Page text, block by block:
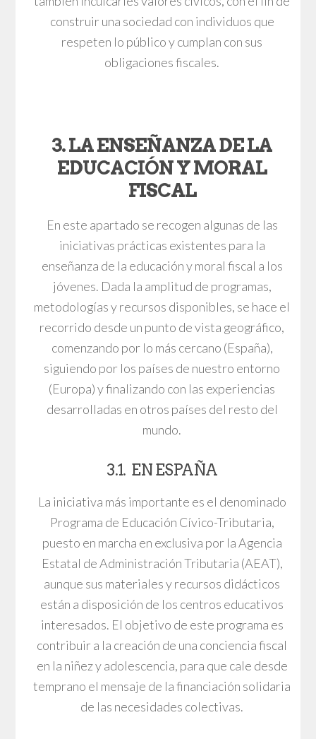
construir una sociedad con individuos que
respeten lo público y cumplan con sus
obligaciones fiscales.
3. LA ENSEÑANZA DE LA
EDUCACIÓN Y MORAL
FISCAL
En este apartado se recogen algunas de las
iniciativas prácticas existentes para la
enseñanza de la educación y moral fiscal a los
jóvenes. Dada la amplitud de programas,
metodologías y recursos disponibles, se hace el
recorrido desde un punto de vista geográfico,
comenzando por lo más cercano (España),
siguiendo por los países de nuestro entorno
(Europa) y finalizando con las experiencias
desarrolladas en otros países del resto del
mundo.
3.1. EN ESPAÑA
La iniciativa más importante es el denominado
Programa de Educación Cívico-Tributaria,
puesto en marcha en exclusiva por la Agencia
Estatal de Administración Tributaria (AEAT),
aunque sus materiales y recursos didácticos
están a disposición de los centros educativos
interesados. El objetivo de este programa es
contribuir a la creación de una conciencia fiscal
en la niñez y adolescencia, para que cale desde
temprano el mensaje de la financiación solidaria
de las necesidades colectivas.